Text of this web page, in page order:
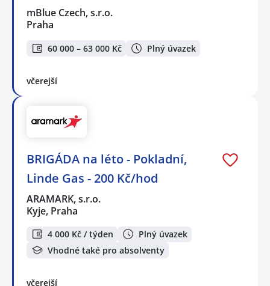
mBlue Czech, s.r.o.
Praha
60 000 – 63 000 Kč Plný úvazek
včerejší
BRIGÁDA na léto - Pokladní,
Linde Gas - 200 Kč/hod
ARAMARK, s.r.o.
Kyje, Praha
4 000 Kč / týden
Plný úvazek
Vhodné také pro absolventy
včerejší